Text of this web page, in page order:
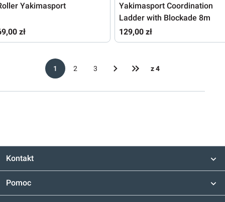
Yakimasport
zł
Yakimasport Coordination
Ladder with Blockade 8m
129,00 zł
1 2 3 z 4
Kontakt
Pomoc